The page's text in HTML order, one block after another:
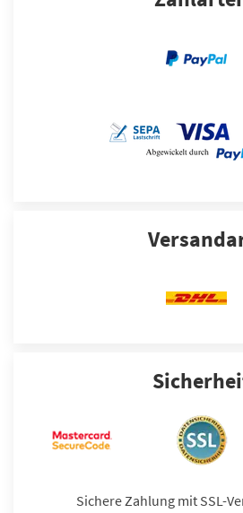
Sichere Zahlung mit SSL-